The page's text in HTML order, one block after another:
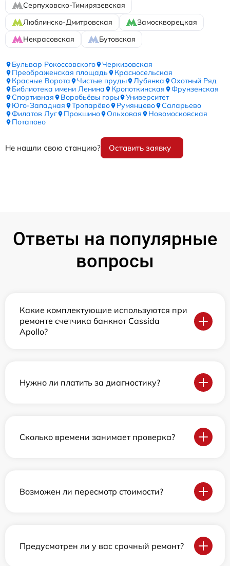
Серпуховско-Тимирязевская
Люблинско-Дмитровская
Замоскворецкая
Некрасовская
Бутовская
Бульвар Рокоссовского
Черкизовская
Преображенская площадь
Красносельская
Красные Ворота
Чистые пруды Лубянка
Охотный Ряд
Библиотека имени Ленина
Кропоткинская
Фрунзенская
Спортивная
Воробьёвы горы
Университет
Юго-Западная
Тропарёво Румянцево
Саларьево
Филатов Луг
Прокшино Ольховая
Новомосковская
Потапово
Не нашли свою станцию? Оставить заявку
Ответы на популярные
вопросы
Какие комплектующие используются при
ремонте счетчика банкнот Cassida
Apollo?
Нужно ли платить за диагностику?
Сколько времени занимает проверка?
Возможен ли пересмотр стоимости?
Предусмотрен ли у вас срочный ремонт?